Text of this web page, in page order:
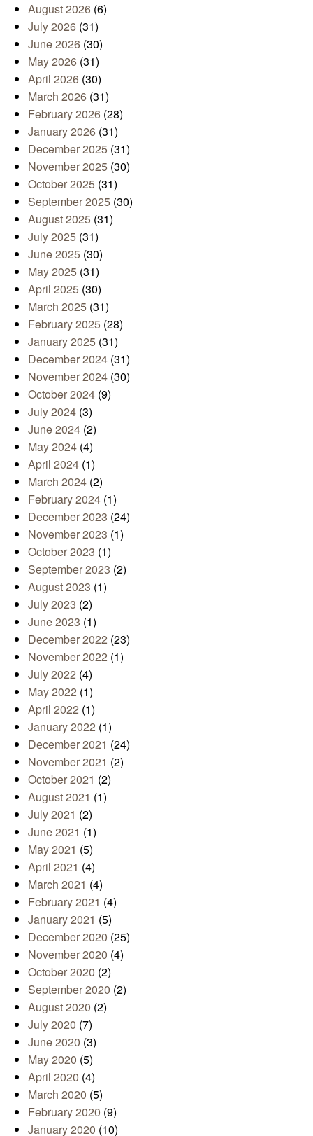
August 2026 (6)
July 2026 (31)
June 2026 (30)
May 2026 (31)
April 2026 (30)
March 2026 (31)
February 2026 (28)
January 2026 (31)
December 2025 (31)
November 2025 (30)
October 2025 (31)
September 2025 (30)
August 2025 (31)
July 2025 (31)
June 2025 (30)
May 2025 (31)
April 2025 (30)
March 2025 (31)
February 2025 (28)
January 2025 (31)
December 2024 (31)
November 2024 (30)
October 2024 (9)
July 2024 (3)
June 2024 (2)
May 2024 (4)
April 2024 (1)
March 2024 (2)
February 2024 (1)
December 2023 (24)
November 2023 (1)
October 2023 (1)
September 2023 (2)
August 2023 (1)
July 2023 (2)
June 2023 (1)
December 2022 (23)
November 2022 (1)
July 2022 (4)
May 2022 (1)
April 2022 (1)
January 2022 (1)
December 2021 (24)
November 2021 (2)
October 2021 (2)
August 2021 (1)
July 2021 (2)
June 2021 (1)
May 2021 (5)
April 2021 (4)
March 2021 (4)
February 2021 (4)
January 2021 (5)
December 2020 (25)
November 2020 (4)
October 2020 (2)
September 2020 (2)
August 2020 (2)
July 2020 (7)
June 2020 (3)
May 2020 (5)
April 2020 (4)
March 2020 (5)
February 2020 (9)
January 2020 (10)